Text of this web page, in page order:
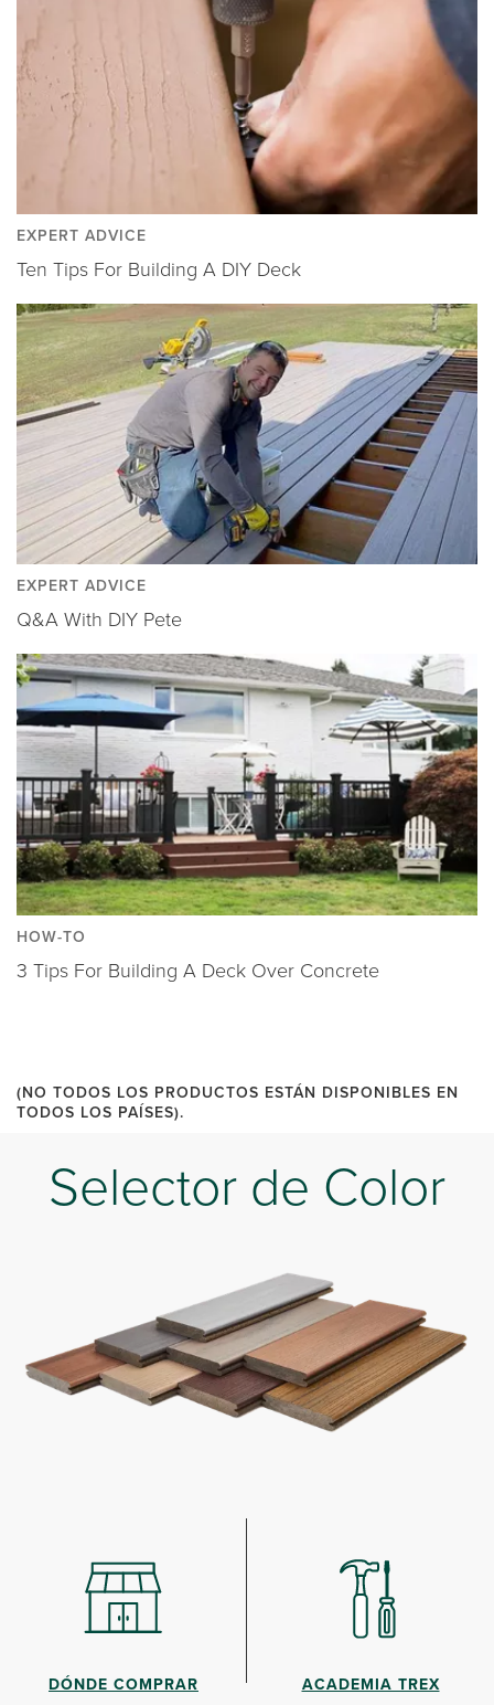
EXPERT ADVICE
Ten Tips For Building A DIY Deck
EXPERT ADVICE
Q&A With DIY Pete
HOW-TO
3 Tips For Building A Deck Over Concrete
(NO TODOS LOS PRODUCTOS ESTÁN DISPONIBLES EN
TODOS LOS PAÍSES).
Selector de Color
DÓNDE COMPRAR ACADEMIA TREX